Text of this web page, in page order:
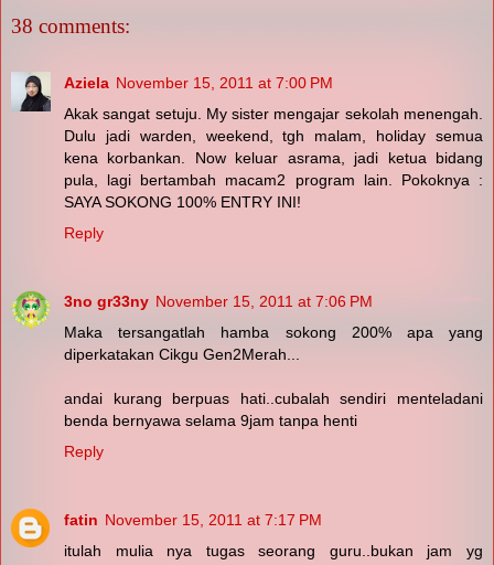
38 comments:
Aziela November 15, 2011 at 7:00 PM
Akak sangat setuju. My sister mengajar sekolah menengah.
Dulu jadi warden, weekend, tgh malam, holiday semua
kena korbankan. Now keluar asrama, jadi ketua bidang
pula, lagi bertambah macam2 program lain. Pokoknya :
SAYA SOKONG 100% ENTRY INI!
Reply
3no gr33ny November 15, 2011 at 7:06 PM
Maka tersangatlah hamba sokong 200% apa yang
diperkatakan Cikgu Gen2Merah...
andai kurang berpuas hati..cubalah sendiri menteladani
benda bernyawa selama 9jam tanpa henti
Reply
fatin November 15, 2011 at 7:17 PM
itulah mulia nya tugas seorang guru..bukan jam yg